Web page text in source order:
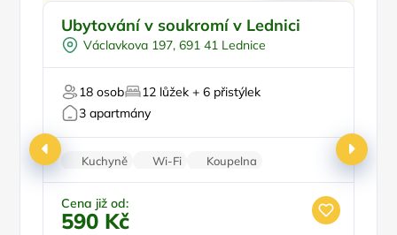
Pro dva
Venkovní bazén
Vinný sklípek
Pro milovníky historie
Ubytování v soukromí v Lednici
Václavkova 197, 691 41 Lednice
18 osob
12 lůžek + 6 přistýlek
3 apartmány
Kuchyně Wi-Fi
Koupelna
Balkon/terasa
Parkování zdarma
Cena již od:
590 Kč